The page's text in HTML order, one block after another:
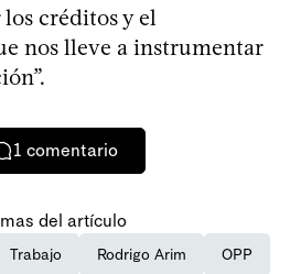
créditos y el
nos lleve a instrumentar
1 comentario
del artículo
Trabajo Rodrigo Arim OPP